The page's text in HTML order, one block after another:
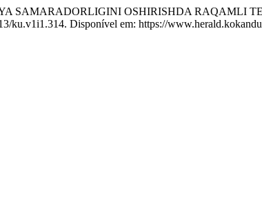
SAMARADORLIGINI OSHIRISHDA RAQAMLI
ku.v1i1.314. Disponível em: https://